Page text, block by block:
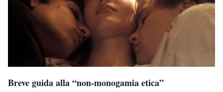
Breve guida alla “non-monogamia etica”